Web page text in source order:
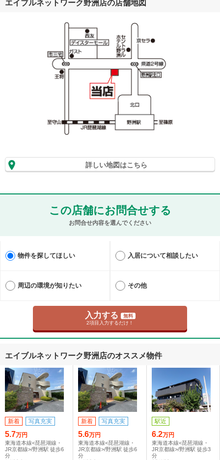
エイブルネットワーク野洲店の店舗地図
詳しい地図はこちら
この店舗にお問合せする
お問合せ内容を選んでください
物件を探してほしい 入居について相談したい
周辺の環境が知りたい その他
入力する
無料
2項目入力するだけ！
エイブルネットワーク野洲店のオススメ物件
新着 写真充実
5.7万円
東海道本線<琵琶湖線・
JR京都線>/野洲駅 徒歩6
分
新着 写真充実
5.6万円
東海道本線<琵琶湖線・
JR京都線>/野洲駅 徒歩6
分
駅近
6.2万円
東海道本線<琵琶湖線・
JR京都線>/野洲駅 徒歩3
分